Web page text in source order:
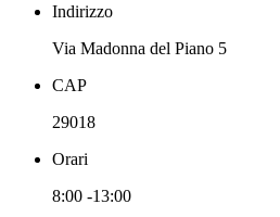
Indirizzo
Via Madonna del Piano 5
CAP
29018
Orari
8:00 -13:00